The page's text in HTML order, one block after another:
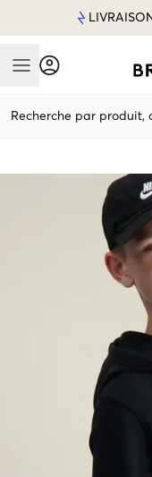
Mobile Menu
Recherche par produit,